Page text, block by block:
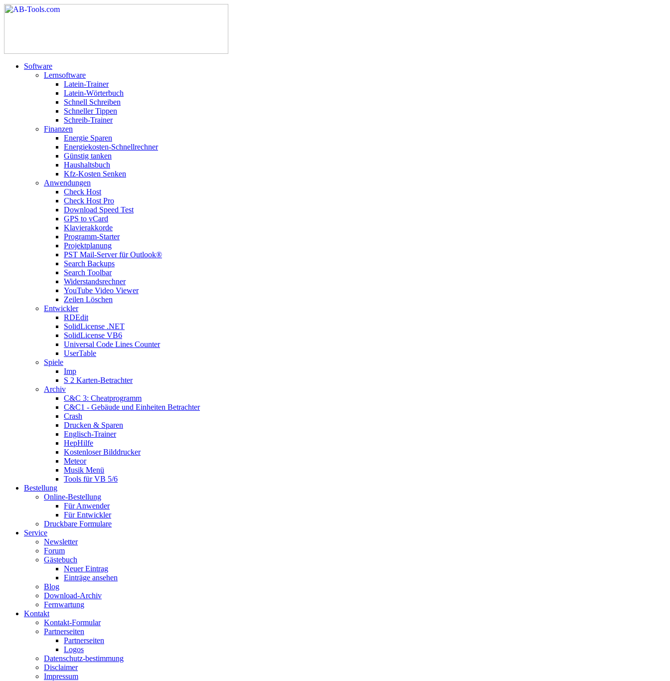
Software
Lernsoftware
Latein-Trainer
Latein-Wörterbuch
Schnell Schreiben
Schneller Tippen
Schreib-Trainer
Finanzen
Energie Sparen
Energiekosten-Schnellrechner
Günstig tanken
Haushaltsbuch
Kfz-Kosten Senken
Anwendungen
Check Host
Check Host Pro
Download Speed Test
GPS to vCard
Klavierakkorde
Programm-Starter
Projektplanung
PST Mail-Server für Outlook®
Search Backups
Search Toolbar
Widerstandsrechner
YouTube Video Viewer
Zeilen Löschen
Entwickler
RDEdit
SolidLicense .NET
SolidLicense VB6
Universal Code Lines Counter
UserTable
Spiele
Imp
S 2 Karten-Betrachter
Archiv
C&C 3: Cheatprogramm
C&C1 - Gebäude und Einheiten Betrachter
Crash
Drucken & Sparen
Englisch-Trainer
HepHilfe
Kostenloser Bilddrucker
Meteor
Musik Menü
Tools für VB 5/6
Bestellung
Online-Bestellung
Für Anwender
Für Entwickler
Druckbare Formulare
Service
Newsletter
Forum
Gästebuch
Neuer Eintrag
Einträge ansehen
Blog
Download-Archiv
Fernwartung
Kontakt
Kontakt-Formular
Partnerseiten
Partnerseiten
Logos
Datenschutz-bestimmung
Disclaimer
Impressum